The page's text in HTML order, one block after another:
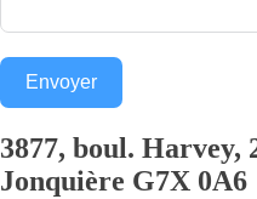
Envoyer
3877, boul. Harvey,
Jonquière G7X 0A6